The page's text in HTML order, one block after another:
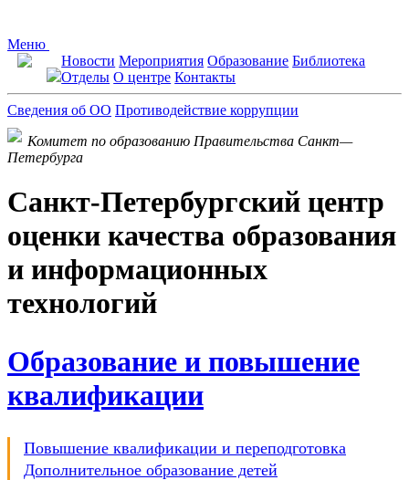
Меню
Новости Мероприятия Образование Библиотека
Отделы О центре Контакты
Сведения об ОО Противодействие коррупции
Комитет по образованию Правительства Санкт—
Петербурга
Санкт-Петербургский центр
оценки качества образования
и информационных
технологий
Образование и повышение
квалификации
Повышение квалификации и переподготовка
Дополнительное образование детей